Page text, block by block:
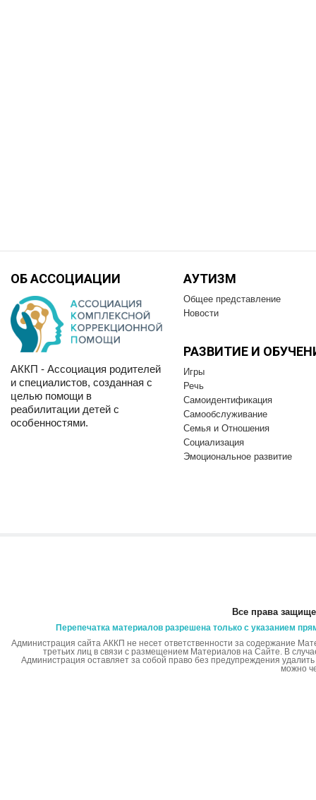
ОБ АССОЦИАЦИИ
АККП - Ассоциация родителей
и специалистов, созданная с
целью помощи в
реабилитации детей с
особенностями.
АУТИЗМ
Общее представление
Новости
РАЗВИТИЕ И
Игры
Речь
Самоидентификация
Самообслуживание
Семья и Отношения
Социализация
Эмоциональное развитие
Все права
Перепечатка материалов разрешена только с указанием
Администрация сайта АККП не несет ответственности за содержание
третьих лиц в связи с размещением Материалов на Сайте. В
Администрация оставляет за собой право без предупреждения
можно